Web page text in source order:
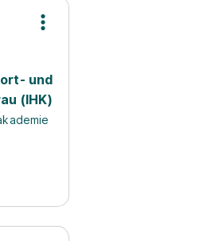
und
(IHK)